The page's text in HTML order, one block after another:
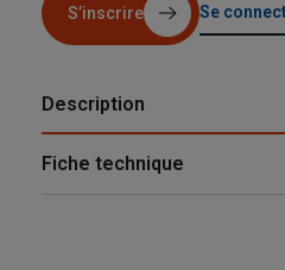
S’inscrire Se
Description
Fiche technique